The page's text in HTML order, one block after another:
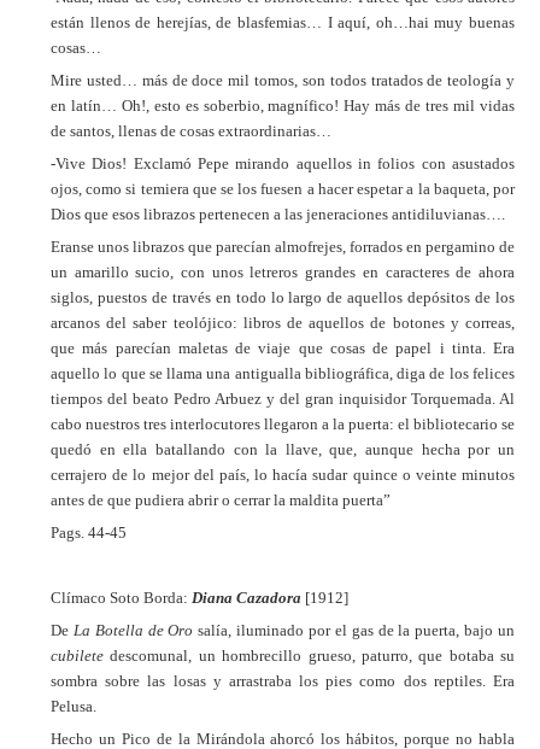
están llenos de herejías, de blasfemias… I aquí, oh…hai muy buenas
cosas…
Mire usted… más de doce mil tomos, son todos tratados de teología y
en latín… Oh!, esto es soberbio, magnífico! Hay más de tres mil vidas
de santos, llenas de cosas extraordinarias…
-Vive Dios! Exclamó Pepe mirando aquellos in folios con asustados
ojos, como si temiera que se los fuesen a hacer espetar a la baqueta, por
Dios que esos librazos pertenecen a las jeneraciones antidiluvianas….
Eranse unos librazos que parecían almofrejes, forrados en pergamino de
un amarillo sucio, con unos letreros grandes en caracteres de ahora
siglos, puestos de través en todo lo largo de aquellos depósitos de los
arcanos del saber teolójico: libros de aquellos de botones y correas,
que más parecían maletas de viaje que cosas de papel i tinta. Era
aquello lo que se llama una antigualla bibliográfica, diga de los felices
tiempos del beato Pedro Arbuez y del gran inquisidor Torquemada. Al
cabo nuestros tres interlocutores llegaron a la puerta: el bibliotecario se
quedó en ella batallando con la llave, que, aunque hecha por un
cerrajero de lo mejor del país, lo hacía sudar quince o veinte minutos
antes de que pudiera abrir o cerrar la maldita puerta”
Pags. 44-45
Clímaco Soto Borda: Diana Cazadora [1912]
De La Botella de Oro salía, iluminado por el gas de la puerta, bajo un
cubilete descomunal, un hombrecillo grueso, paturro, que botaba su
sombra sobre las losas y arrastraba los pies como dos reptiles. Era
Pelusa.
Hecho un Pico de la Mirándola ahorcó los hábitos, porque no habla